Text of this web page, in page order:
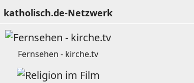
katholisch.de-Netzwerk
Fernsehen - kirche.tv